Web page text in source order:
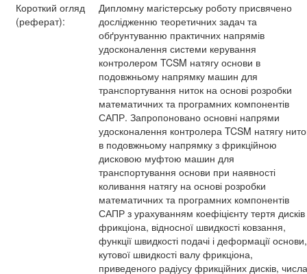
Короткий огляд
(реферат):
Дипломну магістерську роботу присвячено
дослідженню теоретичних задач та
обґрунтуванню практичних напрямів
удосконалення системи керування
контролером TCSM натягу основи в
подовжньому напрямку машин для
транспортування ниток на основі розробки
математичних та програмних компонентів
САПР. Запропоновано основні напрями
удосконалення контролера TCSM натягу
в подовжньому напрямку з фрикційною
дисковою муфтою машин для
транспортування основи при наявності
коливання натягу на основі розробки
математичних та програмних компонентів
САПР з урахуванням коефіцієнту тертя дисків
фрикціона, відносної швидкості ковзання,
функції швидкості подачі і деформації основи,
кутової швидкості валу фрикціона,
приведеного радіусу фрикційних дисків, числа